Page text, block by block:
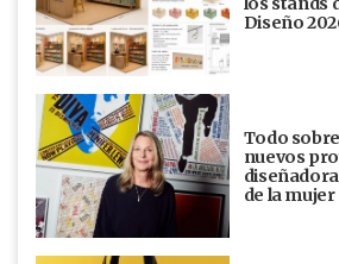
Diseño
Todo
nuevos
de la